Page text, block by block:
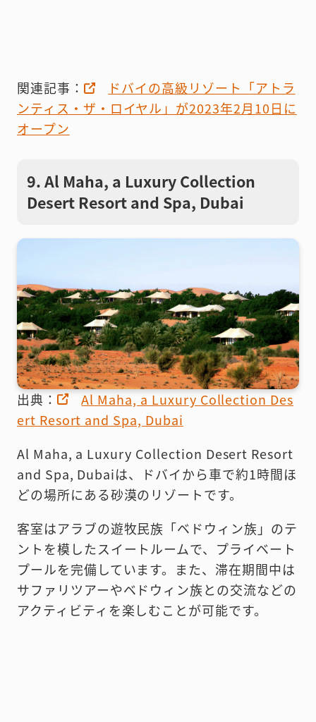
関連記事：
ドバイの高級リゾート「アトラ
ンティス・ザ・ロイヤル」が2023年2月10日に
オープン
9. Al Maha, a Luxury Collection
Desert Resort and Spa, Dubai
出典：
Al Maha, a Luxury Collection Des
ert Resort and Spa, Dubai
Al Maha, a Luxury Collection Desert Resort
and Spa, Dubaiは、ドバイから車で約1時間ほ
どの場所にある砂漠のリゾートです。
客室はアラブの遊牧民族「ベドウィン族」のテ
ントを模したスイートルームで、プライベート
プールを完備しています。 また、滞在期間中は
サファリツアーやベドウィン族との交流などの
アクティビティを楽しむことが可能です。